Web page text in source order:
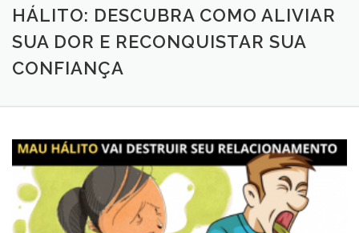
MAU HÁLITO COMPRAR AGORA
HÁLITO: DESCUBRA COMO ALIVIAR
SUA DOR E RECONQUISTAR SUA
CONFIANÇA